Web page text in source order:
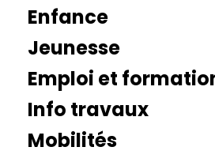
Enfance
Jeunesse
Emploi et
Info travaux
Mobilités